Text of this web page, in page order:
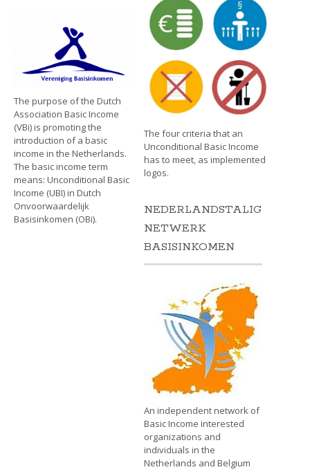
The purpose of the Dutch
Association Basic Income
(VBi) is promoting the
introduction of a basic
income in the Netherlands.
The basic income term
means: Unconditional Basic
Income (UBI) in Dutch
Onvoorwaardelijk
Basisinkomen (OBi).
The four criteria that an
Unconditional Basic Income
has to meet, as implemented
logos.
NEDERLANDSTALIG
NETWERK
BASISINKOMEN
An independent network of
Basic Income interested
organizations and
individuals in the
Netherlands and Belgium